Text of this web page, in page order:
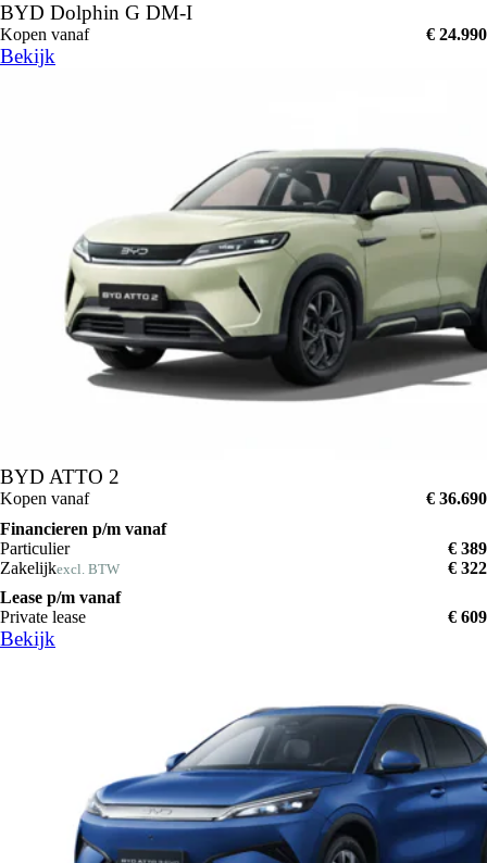
BYD Dolphin G DM-I
Kopen vanaf € 24.990
Bekijk
BYD ATTO 2
Kopen vanaf
€ 36.690
Financieren p/m vanaf
Particulier
€ 389
Zakelijkexcl. BTW
€ 322
Lease p/m vanaf
Private lease
€ 609
Bekijk